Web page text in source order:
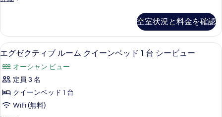
ー
ク
イ
ー
ン
ベ
ッ
ド
ス
イ
ー
ク
イ
ン
ベ
空室状況と料金を確認
エ
ゼ
ク
テ
ィ
ミニバー、セーフティボックス (室
5
エグゼクティブ ルーム クイーンベッド 1 台 シービュー
オーシャン ビュー
定員 3 名
クイーンベッド 1 台
WiFi (無料)